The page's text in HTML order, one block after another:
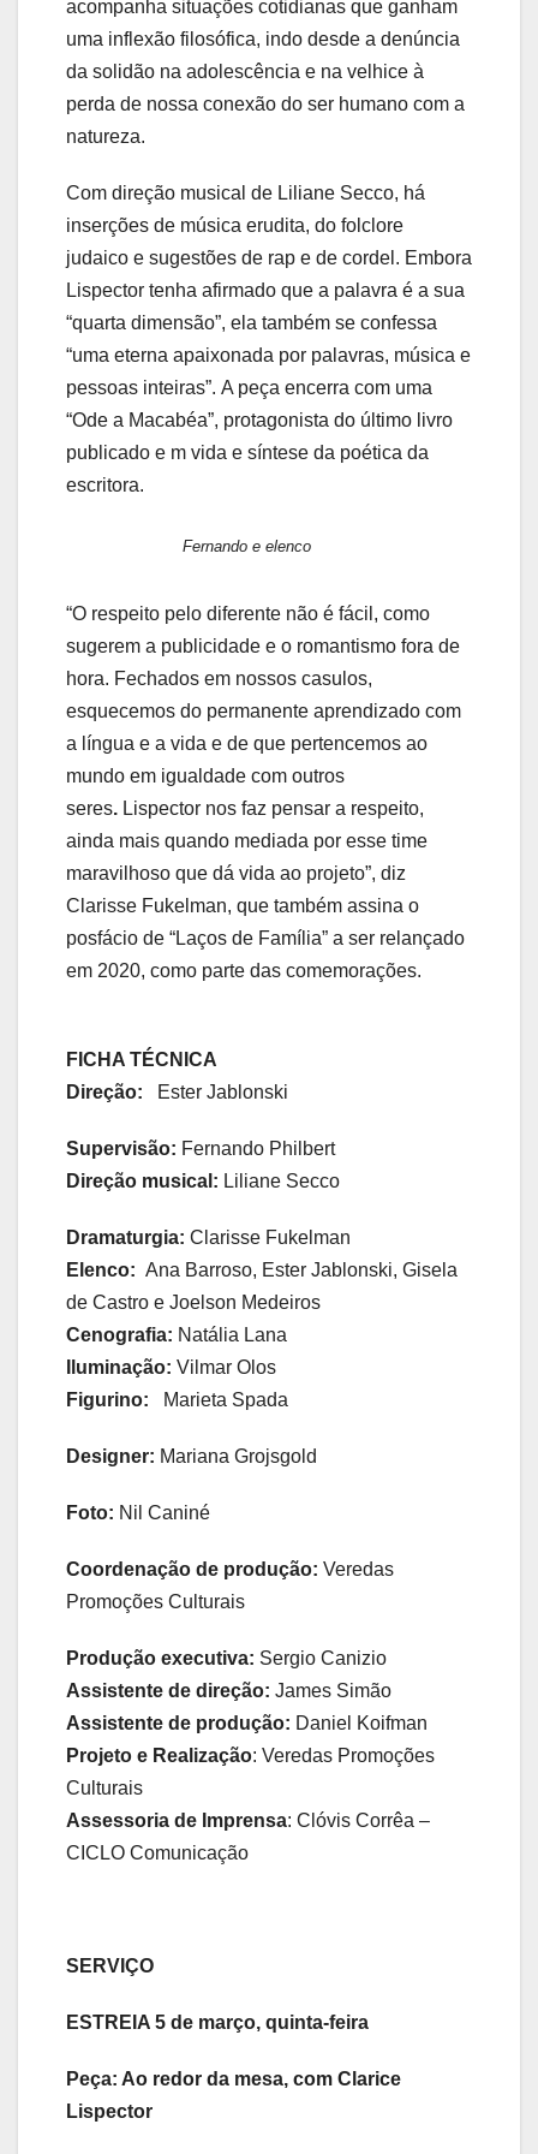
acompanha situações cotidianas que ganham
uma inflexão filosófica, indo desde a denúncia
da solidão na adolescência e na velhice à
perda de nossa conexão do ser humano com a
natureza.
Com direção musical de Liliane Secco, há
inserções de música erudita, do folclore
judaico e sugestões de rap e de cordel. Embora
Lispector tenha afirmado que a palavra é a sua
“quarta dimensão”, ela também se confessa
“uma eterna apaixonada por palavras, música e
pessoas inteiras”. A peça encerra com uma
“Ode a Macabéa”, protagonista do último livro
publicado e m vida e síntese da poética da
escritora.
Fernando e elenco
“O respeito pelo diferente não é fácil, como
sugerem a publicidade e o romantismo fora de
hora. Fechados em nossos casulos,
esquecemos do permanente aprendizado com
a língua e a vida e de que pertencemos ao
mundo em igualdade com outros
seres. Lispector nos faz pensar a respeito,
ainda mais quando mediada por esse time
maravilhoso que dá vida ao projeto”, diz
Clarisse Fukelman, que também assina o
posfácio de “Laços de Família” a ser relançado
em 2020, como parte das comemorações.
FICHA TÉCNICA
Direção: Ester Jablonski
Supervisão: Fernando Philbert
Direção musical: Liliane Secco
Dramaturgia: Clarisse Fukelman
Elenco: Ana Barroso, Ester Jablonski, Gisela
de Castro e Joelson Medeiros
Cenografia: Natália Lana
Iluminação: Vilmar Olos
Figurino:
Marieta Spada
Designer: Mariana Grojsgold
Foto: Nil Caniné
Coordenação de produção: Veredas
Promoções Culturais
Produção executiva: Sergio Canizio
Assistente de direção: James Simão
Assistente de produção: Daniel Koifman
Projeto e Realização: Veredas Promoções
Culturais
Assessoria de Imprensa: Clóvis Corrêa –
CICLO Comunicação
SERVIÇO
ESTREIA 5 de março, quinta-feira
Peça: Ao redor da mesa, com Clarice
Lispector